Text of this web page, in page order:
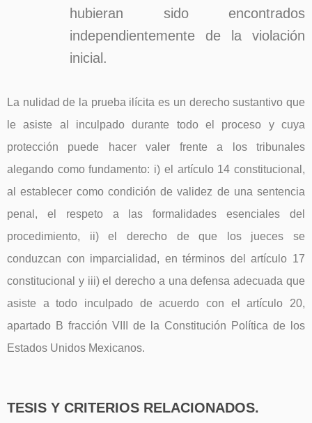
hubieran sido encontrados
independientemente de la violación
inicial.
La nulidad de la prueba ilícita es un derecho sustantivo que
le asiste al inculpado durante todo el proceso y cuya
protección puede hacer valer frente a los tribunales
alegando como fundamento: i) el artículo 14 constitucional,
al establecer como condición de validez de una sentencia
penal, el respeto a las formalidades esenciales del
procedimiento, ii) el derecho de que los jueces se
conduzcan con imparcialidad, en términos del artículo 17
constitucional y iii) el derecho a una defensa adecuada que
asiste a todo inculpado de acuerdo con el artículo 20,
apartado B fracción VIII de la Constitución Política de los
Estados Unidos Mexicanos.
TESIS Y CRITERIOS RELACIONADOS.